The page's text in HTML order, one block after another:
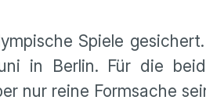
Spiele
in Berlin. Für die
nur reine Formsache